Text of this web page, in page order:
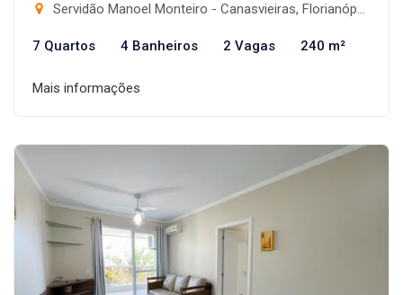
Servidão Manoel Monteiro - Canasvieiras, Florianópolis-SC
7 Quartos 4 Banheiros 2 Vagas 240 m²
Mais informações